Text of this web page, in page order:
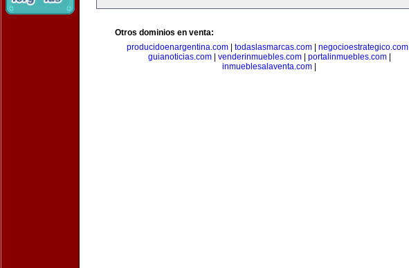
Otros dominios en venta:
producidoenargentina.com| todaslasmarcas.com| negocioestrategico.com|
guianoticias.com| venderinmuebles.com| portalinmuebles.com|
inmueblesalaventa.com